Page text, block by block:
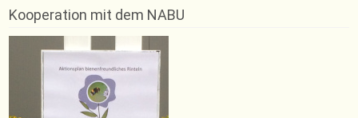
Siege
für
Justus
Schaper
Bad
Salzuflen
Kooperation mit dem NABU